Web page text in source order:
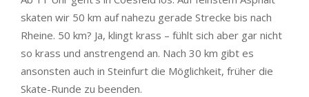
skaten wir 50 km auf nahezu gerade Strecke bis nach
Rheine. 50 km? Ja, klingt krass – fühlt sich aber gar nicht
so krass und anstrengend an. Nach 30 km gibt es
ansonsten auch in Steinfurt die Möglichkeit, früher die
Skate-Runde zu beenden.